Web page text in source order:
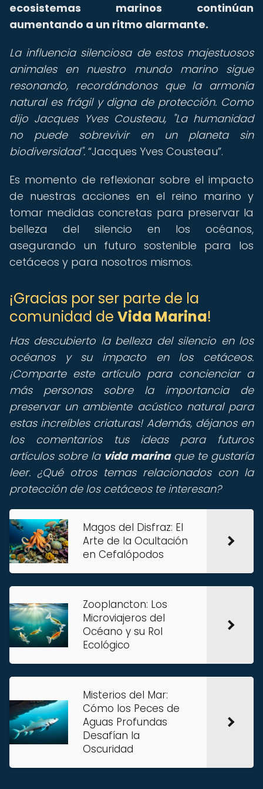
ecosistemas marinos continúan
aumentando a un ritmo alarmante.
La influencia silenciosa de estos majestuosos
animales en nuestro mundo marino sigue
resonando, recordándonos que la armonía
natural es frágil y digna de protección. Como
dijo Jacques Yves Cousteau, "La humanidad
no puede sobrevivir en un planeta sin
biodiversidad". Jacques Yves Cousteau .
Es momento de reflexionar sobre el impacto
de nuestras acciones en el reino marino y
tomar medidas concretas para preservar la
belleza del silencio en los océanos,
asegurando un futuro sostenible para los
cetáceos y para nosotros mismos.
¡Gracias por ser parte de la
comunidad de Vida Marina!
Has descubierto la belleza del silencio en los
océanos y su impacto en los cetáceos.
¡Comparte este artículo para concienciar a
más personas sobre la importancia de
preservar un ambiente acústico natural para
estas increíbles criaturas! Además, déjanos en
los comentarios tus ideas para futuros
artículos sobre la vida marinaque te gustaría
leer. ¿Qué otros temas relacionados con la
protección de los cetáceos te interesan?
Magos del Disfraz: El
Arte de la Ocultación
en Cefalópodos
Zooplancton: Los
Microviajeros del
Océano y su Rol
Ecológico
Misterios del Mar:
Cómo los Peces de
Aguas Profundas
Desafían la
Oscuridad